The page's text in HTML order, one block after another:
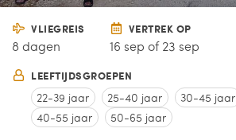
VLIEGREIS
8 dagen
VERTREK OP
16 sep of 23 sep
LEEFTIJDSGROEPEN
22-39 jaar 25-40 jaar 30-45 jaar
40-55 jaar
50-65 jaar